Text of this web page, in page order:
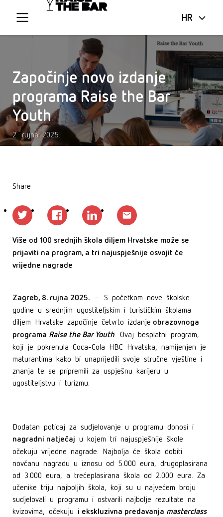
HR
Započinje novo izdanje
programa Raise the Bar
Youth
2. rujna 2025.
Share
Više od 100 srednjih škola diljem Hrvatske može se
prijaviti na program, a tri najuspješnije osvojit će
vrijedne nagrade
Zagreb, 8. rujna 2025. – S početkom nove školske
godine u srednjim ugostiteljskim i turističkim školama
diljem Hrvatske započinje četvrto izdanje obrazovnoga
programa Raise the Bar Youth . Ovaj besplatni program,
koji je pokrenula Coca-Cola HBC Hrvatska, namijenjen je
maturantima kako bi unaprijedili svoje stručne vještine i
znanja te se pripremili za uspješnu karijeru u
ugostiteljstvu i turizmu.
Dodatan poticaj za sudjelovanje u programu donosi i
nagradni natječaj u kojem tri najuspješnije škole
očekuju vrijedne nagrade. Najbolja će škola dobiti
novčanu nagradu u iznosu od 5.000 eura, drugoplasirana
od 3.000 eura, a trećeplasirana škola od 2.000 eura. Za
učenike triju najboljih škola, koji su u najvećem broju
sudjelovali u programu i ostvarili najbolje rezultate na
kvizovima, očekuju i ekskluzivna predavanja masterclass